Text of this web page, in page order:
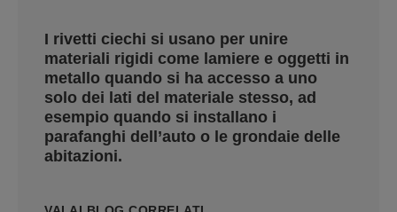
I rivetti ciechi si usano per unire
materiali rigidi come lamiere e oggetti in
metallo quando si ha accesso a uno
solo dei lati del materiale stesso, ad
esempio quando si installano i
parafanghi dell’auto o le grondaie delle
abitazioni.